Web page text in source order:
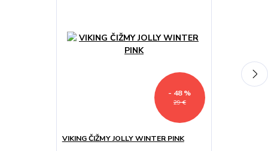
29 €
- 48 %
VIKING ČIŽMY JOLLY WINTER PINK